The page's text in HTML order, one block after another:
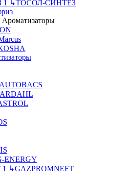
↳ТОСОЛ-СИНТЕЗ
Ароматизаторы
AUTOBACS
ENERGY
↳GAZPROMNEFT